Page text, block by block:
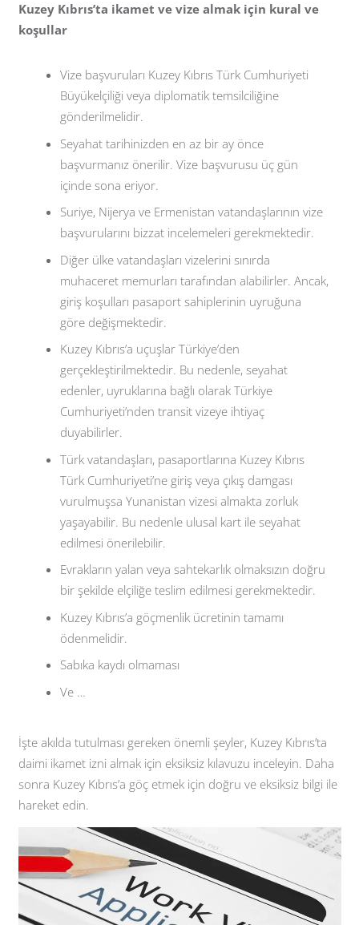
Kuzey Kıbrıs’ta ikamet ve vize almak için kural ve
koşullar
Vize başvuruları Kuzey Kıbrıs Türk Cumhuriyeti
Büyükelçiliği veya diplomatik temsilciliğine
gönderilmelidir.
Seyahat tarihinizden en az bir ay önce
başvurmanız önerilir. Vize başvurusu üç gün
içinde sona eriyor.
Suriye, Nijerya ve Ermenistan vatandaşlarının vize
başvurularını bizzat incelemeleri gerekmektedir.
Diğer ülke vatandaşları vizelerini sınırda
muhaceret memurları tarafından alabilirler. Ancak,
giriş koşulları pasaport sahiplerinin uyruğuna
göre değişmektedir.
Kuzey Kıbrıs’a uçuşlar Türkiye’den
gerçekleştirilmektedir. Bu nedenle, seyahat
edenler, uyruklarına bağlı olarak Türkiye
Cumhuriyeti’nden transit vizeye ihtiyaç
duyabilirler.
Türk vatandaşları, pasaportlarına Kuzey Kıbrıs
Türk Cumhuriyeti’ne giriş veya çıkış damgası
vurulmuşsa Yunanistan vizesi almakta zorluk
yaşayabilir. Bu nedenle ulusal kart ile seyahat
edilmesi önerilebilir.
Evrakların yalan veya sahtekarlık olmaksızın doğru
bir şekilde elçiliğe teslim edilmesi gerekmektedir.
Kuzey Kıbrıs’a göçmenlik ücretinin tamamı
ödenmelidir.
Sabıka kaydı olmaması
Ve …
İşte akılda tutulması gereken önemli şeyler, Kuzey Kıbrıs’ta
daimi ikamet izni almak için eksiksiz kılavuzu inceleyin. Daha
sonra Kuzey Kıbrıs’a göç etmek için doğru ve eksiksiz bilgi ile
hareket edin.